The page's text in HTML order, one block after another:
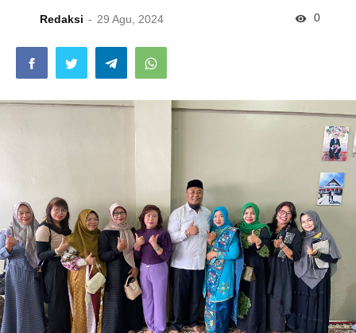
Redaksi 29 Agu, 2024 0